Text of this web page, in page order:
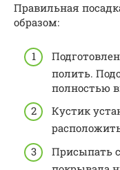
Правильная
образом:
полить.
полностью
Кустик
Присыпать